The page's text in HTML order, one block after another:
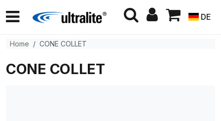
DE
Home CONE COLLET
CONE COLLET